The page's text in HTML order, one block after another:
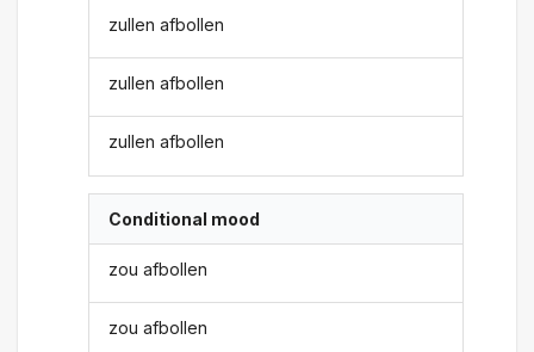
zullen afbollen
zullen afbollen
zullen afbollen
Conditional mood
zou afbollen
zou afbollen